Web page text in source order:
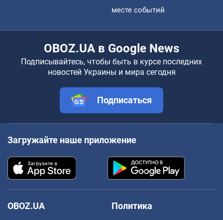
месте событий
OBOZ.UA в Google News
Подписывайтесь, чтобы быть в курсе последних
новостей Украины и мира сегодня
Подписаться
Загружайте наше приложение
OBOZ.UA
Политика